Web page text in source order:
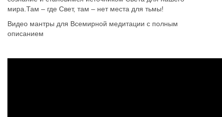
мира.Там – где Свет, там – нет места для тьмы!
Видео мантры для Всемирной медитации с полным
описанием